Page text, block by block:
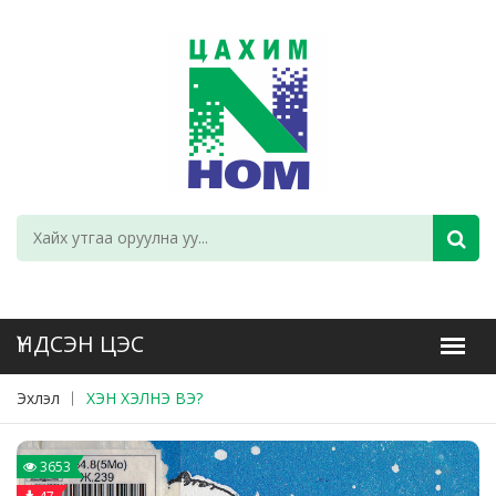
Эхлэл ХЭН ХЭЛНЭ ВЭ?
3653